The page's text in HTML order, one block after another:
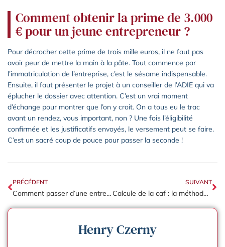
Comment obtenir la prime de 3.000
€ pour un jeune entrepreneur ?
Pour décrocher cette prime de trois mille euros, il ne faut pas
avoir peur de mettre la main à la pâte. Tout commence par
l’immatriculation de l’entreprise, c’est le sésame indispensable.
Ensuite, il faut présenter le projet à un conseiller de l’ADIE qui va
éplucher le dossier avec attention. C’est un vrai moment
d’échange pour montrer que l’on y croit. On a tous eu le trac
avant un rendez, vous important, non ? Une fois l’éligibilité
confirmée et les justificatifs envoyés, le versement peut se faire.
C’est un sacré coup de pouce pour passer la seconde !
PRÉCÉDENT
Comment passer d’une entreprise individuelle à une société ?
SUIVANT
Calcule de la caf : la méthode additive ou soustractive, comment choisir ?
Henry Czerny